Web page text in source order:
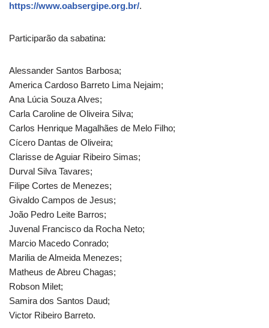
https://www.oabsergipe.org.br/.
Participarão da sabatina:
Alessander Santos Barbosa;
America Cardoso Barreto Lima Nejaim;
Ana Lúcia Souza Alves;
Carla Caroline de Oliveira Silva;
Carlos Henrique Magalhães de Melo Filho;
Cícero Dantas de Oliveira;
Clarisse de Aguiar Ribeiro Simas;
Durval Silva Tavares;
Filipe Cortes de Menezes;
Givaldo Campos de Jesus;
João Pedro Leite Barros;
Juvenal Francisco da Rocha Neto;
Marcio Macedo Conrado;
Marilia de Almeida Menezes;
Matheus de Abreu Chagas;
Robson Milet;
Samira dos Santos Daud;
Victor Ribeiro Barreto.